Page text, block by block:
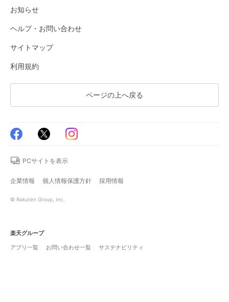
お知らせ
ヘルプ・お問い合わせ
サイトマップ
利用規約
ページの上へ戻る
PCサイトを表示
企業情報 個人情報保護方針 採用情報
© Rakuten Group, Inc.
楽天グループ
アプリ一覧
お問い合わせ一覧 サステナビリティ